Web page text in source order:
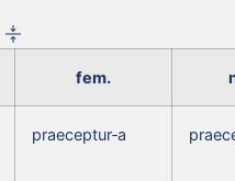
fem.
praeceptur‑a